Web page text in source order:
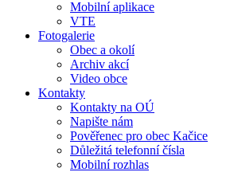
Mobilní aplikace
VTE
Fotogalerie
Obec a okolí
Archiv akcí
Video obce
Kontakty
Kontakty na OÚ
Napište nám
Pověřenec pro obec Kačice
Důležitá telefonní čísla
Mobilní rozhlas